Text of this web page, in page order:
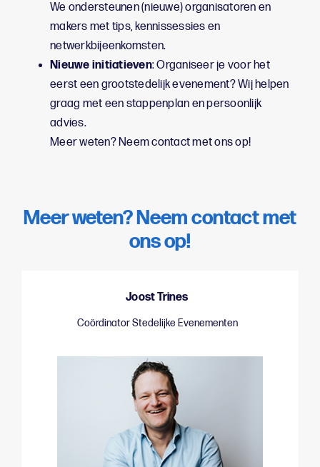
We ondersteunen (nieuwe) organisatoren en
makers met tips, kennissessies en
netwerkbijeenkomsten.
Nieuwe initiatieven: Organiseer je voor het
eerst een grootstedelijk evenement? Wij helpen
graag met een stappenplan en persoonlijk
advies.
Meer weten? Neem contact met ons op!
Meer weten? Neem contact met
ons op!
Joost Trines
Coördinator Stedelijke Evenementen